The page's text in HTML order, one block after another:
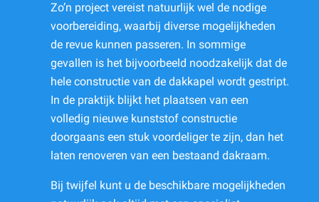
Zo’n project vereist natuurlijk wel de nodige
voorbereiding, waarbij diverse mogelijkheden
de revue kunnen passeren. In sommige
gevallen is het bijvoorbeeld noodzakelijk dat de
hele constructie van de dakkapel wordt gestript.
In de praktijk blijkt het plaatsen van een
volledig nieuwe kunststof constructie
doorgaans een stuk voordeliger te zijn, dan het
laten renoveren van een bestaand dakraam.
Bij twijfel kunt u de beschikbare mogelijkheden